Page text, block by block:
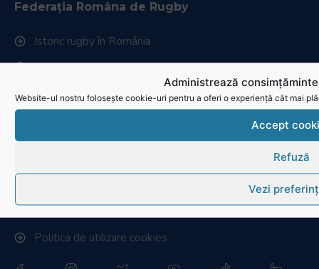
Administrează
Website-ul nostru folosește cookie-uri pentru a oferi o experiență cât mai
Accept
Refuză
Vezi
Federația Româna de Rugby
Istoric rugby în România
Cluburi afiliate la FRR
Stadionul național de rugby
Info - Anunțuri
Link-uri utile
Politica de utilizare cookies